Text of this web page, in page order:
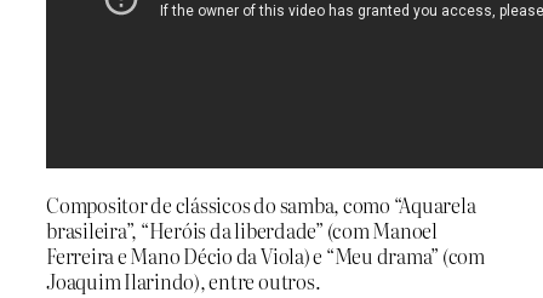
Compositor de clássicos do samba, como “Aquarela
brasileira”, “Heróis da liberdade” (com Manoel
Ferreira e Mano Décio da Viola) e “Meu drama” (com
Joaquim Ilarindo), entre outros.